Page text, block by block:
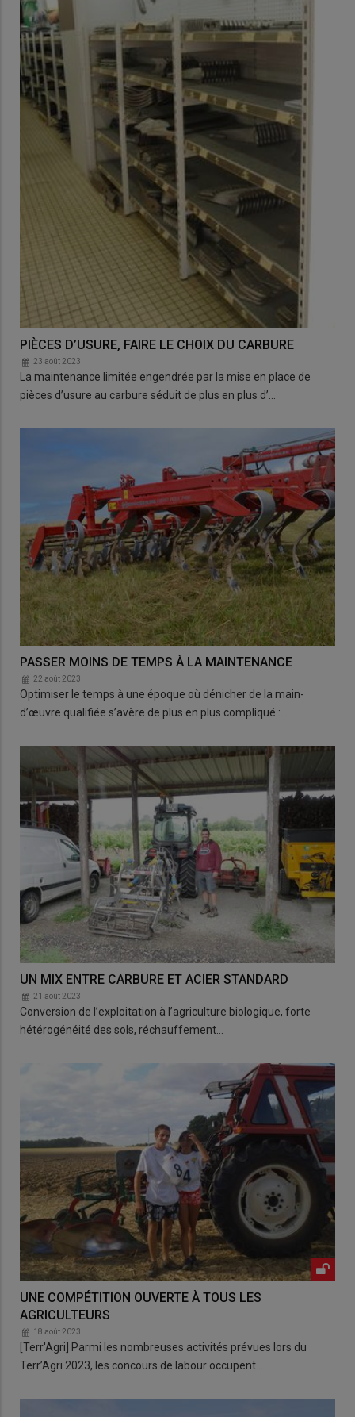
PIÈCES D’USURE, FAIRE LE CHOIX DU CARBURE
23 août 2023
La maintenance limitée engendrée par la mise en place de
pièces d’usure au carbure séduit de plus en plus d’…
PASSER MOINS DE TEMPS À LA MAINTENANCE
22 août 2023
Optimiser le temps à une époque où dénicher de la main-
d’œuvre qualifiée s’avère de plus en plus compliqué :…
UN MIX ENTRE CARBURE ET ACIER STANDARD
21 août 2023
Conversion de l’exploitation à l’agriculture biologique, forte
hétérogénéité des sols, réchauffement…
UNE COMPÉTITION OUVERTE À TOUS LES
AGRICULTEURS
18 août 2023
[Terr'Agri] Parmi les nombreuses activités prévues lors du
Terr’Agri 2023, les concours de labour occupent…